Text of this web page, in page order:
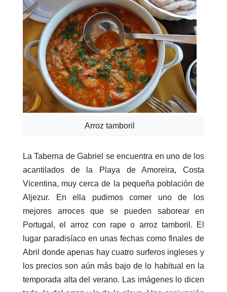
Arroz tamboril
La Taberna de Gabriel se encuentra en uno de los
acantilados de la Playa de Amoreira, Costa
Vicentina, muy cerca de la pequeña población de
Aljezur. En ella pudimos comer uno de los
mejores arroces que se pueden saborear en
Portugal, el arroz con rape o arroz tamboril. El
lugar paradisíaco en unas fechas como finales de
Abril donde apenas hay cuatro surferos ingleses y
los precios son aún más bajo de lo habitual en la
temporada alta del verano. Las imágenes lo dicen